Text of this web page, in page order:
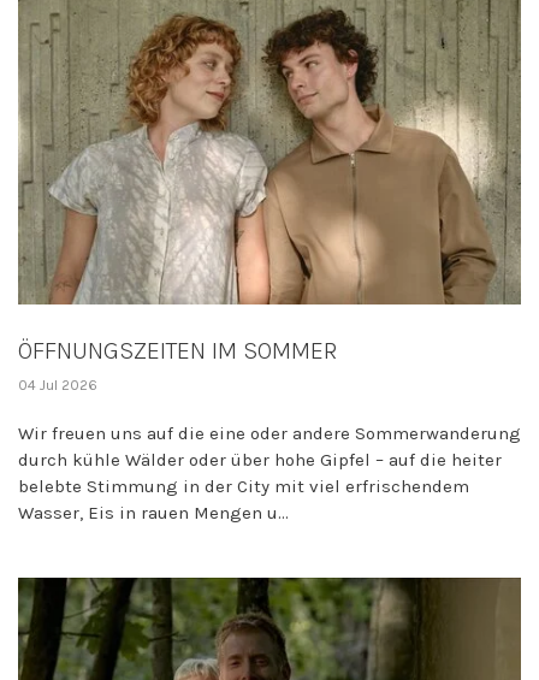
ÖFFNUNGSZEITEN IM SOMMER
04 Jul 2026
Wir freuen uns auf die eine oder andere Sommerwanderung
durch kühle Wälder oder über hohe Gipfel – auf die heiter
belebte Stimmung in der City mit viel erfrischendem
Wasser, Eis in rauen Mengen u...